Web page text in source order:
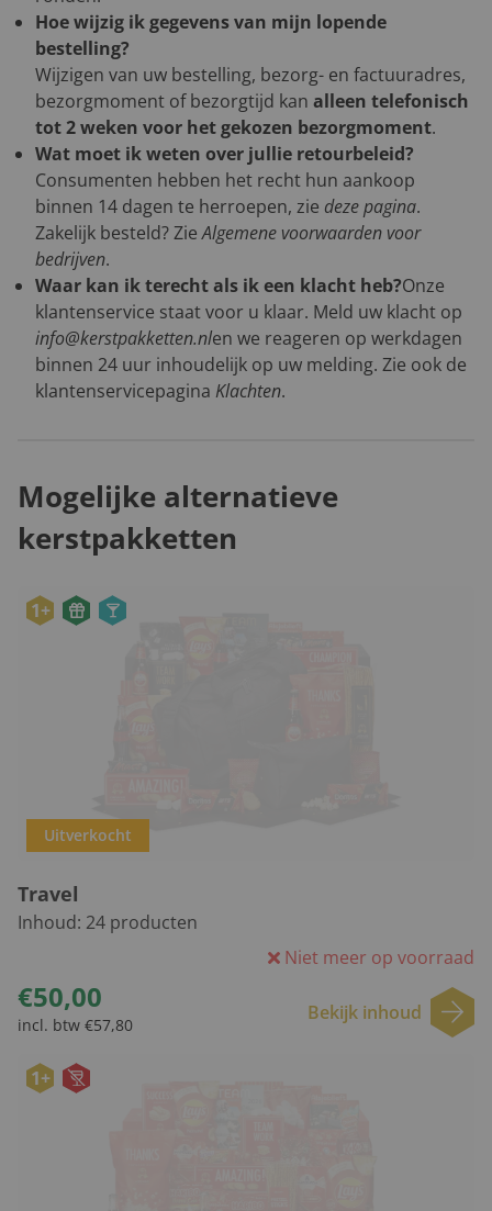
Hoe wijzig ik gegevens van mijn lopende
bestelling?
Wijzigen van uw bestelling, bezorg- en factuuradres,
bezorgmoment of bezorgtijd kan alleen telefonisch
tot 2 weken voor het gekozen bezorgmoment.
Wat moet ik weten over jullie retourbeleid?
Consumenten hebben het recht hun aankoop
binnen 14 dagen te herroepen, zie deze pagina.
Zakelijk besteld? ZieAlgemene voorwaarden voor
bedrijven.
Waar kan ik terecht als ik een klacht heb?Onze
klantenservice staat voor u klaar. Meld uw klacht op
info@kerstpakketten.nlen we reageren op werkdagen
binnen 24 uur inhoudelijk op uw melding. Zie ook de
klantenservicepagina Klachten.
Mogelijke alternatieve
kerstpakketten
1+
Uitverkocht
Travel
Inhoud: 24 producten
Niet meer op voorraad
€50,00
incl. btw €57,80
Bekijk inhoud
1+